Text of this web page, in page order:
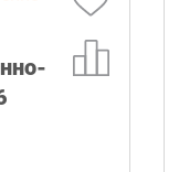
1000 LB